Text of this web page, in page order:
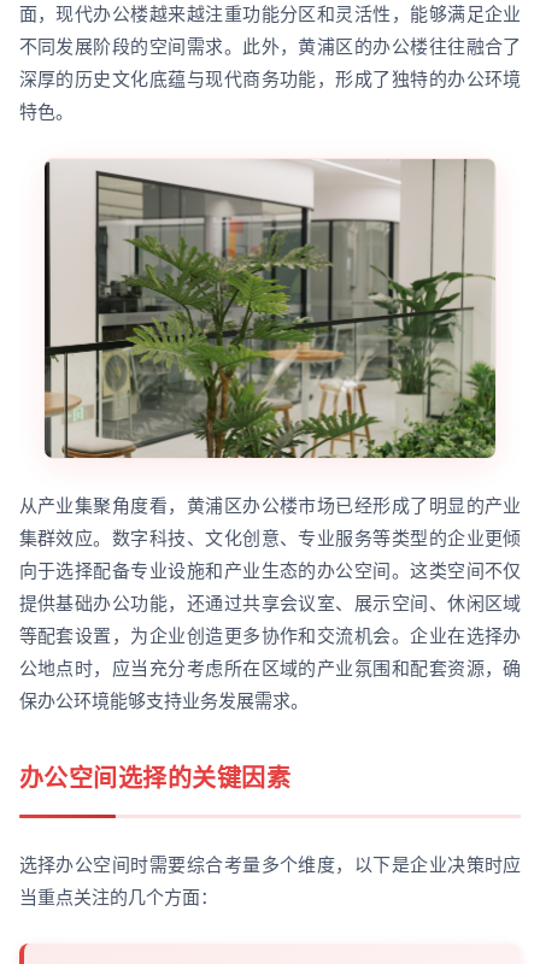
面，现代办公楼越来越注重功能分区和灵活性，能够满足企业
不同发展阶段的空间需求。此外，黄浦区的办公楼往往融合了
深厚的历史文化底蕴与现代商务功能，形成了独特的办公环境
特色。
从产业集聚角度看，黄浦区办公楼市场已经形成了明显的产业
集群效应。数字科技、文化创意、专业服务等类型的企业更倾
向于选择配备专业设施和产业生态的办公空间。这类空间不仅
提供基础办公功能，还通过共享会议室、展示空间、休闲区域
等配套设置，为企业创造更多协作和交流机会。企业在选择办
公地点时，应当充分考虑所在区域的产业氛围和配套资源，确
保办公环境能够支持业务发展需求。
办公空间选择的关键因素
选择办公空间时需要综合考量多个维度，以下是企业决策时应
当重点关注的几个方面：